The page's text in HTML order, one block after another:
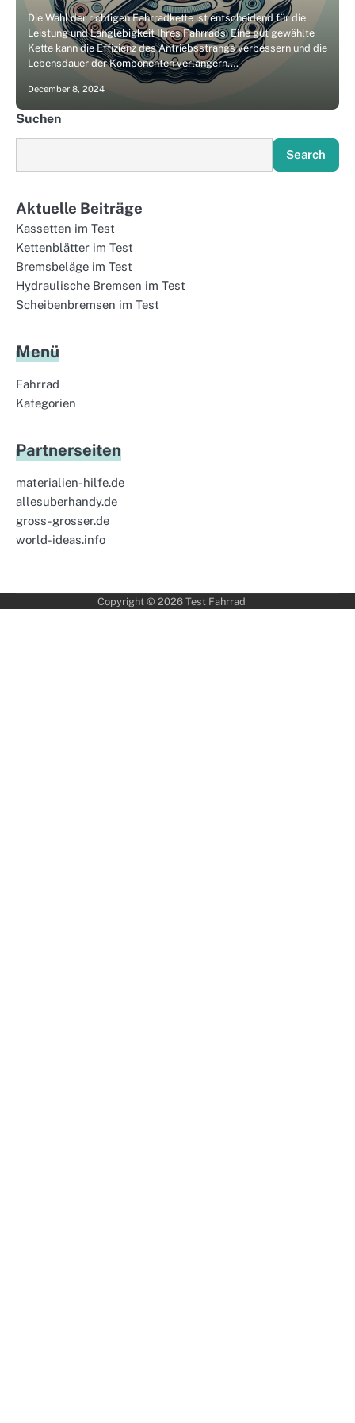
Die Wahl der richtigen Fahrradkette ist entscheidend für die
Leistung und Langlebigkeit Ihres Fahrrads. Eine gut gewählte
Kette kann die Effizienz des Antriebsstrangs verbessern und die
Lebensdauer der Komponenten verlängern.…
December 8, 2024
Suchen
Search
Aktuelle Beiträge
Kassetten im Test
Kettenblätter im Test
Bremsbeläge im Test
Hydraulische Bremsen im Test
Scheibenbremsen im Test
Menü
Fahrrad
Kategorien
Partnerseiten
materialien-hilfe.de
allesuberhandy.de
gross-grosser.de
world-ideas.info
Copyright © 2026 Test Fahrrad